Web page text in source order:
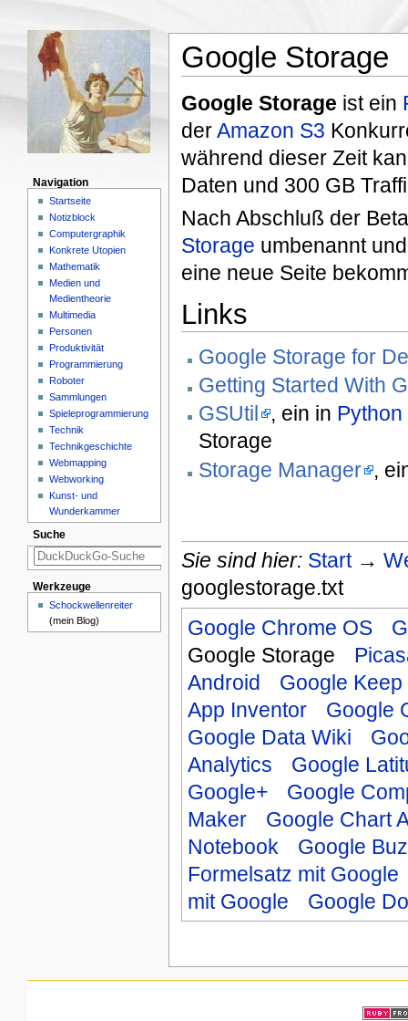
Google Storage
Google Storage ist ein
derAmazon S3
während dieser Zeit
Daten und 300 GB
Nach Abschluß der
Storage umbenannt
eine neue Seite
Links
Google Storage for
Getting Started With
GSUtil
, ein in Python
Storage
Storage Manager ,
Sie sind hier: Start→
googlestorage.txt
Google Chrome OS
Google Storage
Android
Google Keep
App Inventor
Google
Google Data Wiki
Analytics
Google
Google+
Google
Maker
Google Chart
Notebook
Google
Formelsatz mit Google
mit Google
Google
Navigation
Startseite
Notizblock
Computergraphik
Konkrete Utopien
Mathematik
Medien und
Medientheorie
Multimedia
Personen
Produktivität
Programmierung
Roboter
Sammlungen
Spieleprogrammierung
Technik
Technikgeschichte
Webmapping
Webworking
Kunst- und
Wunderkammer
Suche
Werkzeuge
Schockwellenreiter
(mein Blog)